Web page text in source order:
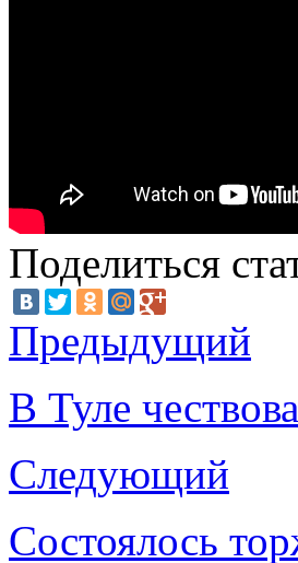
Поделиться
Предыдущий
В Туле
Следующий
Состоялось